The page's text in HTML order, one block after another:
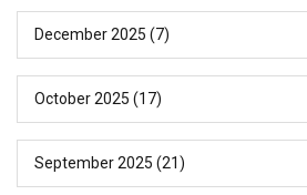
December 2025 (7)
October 2025 (17)
September 2025 (21)